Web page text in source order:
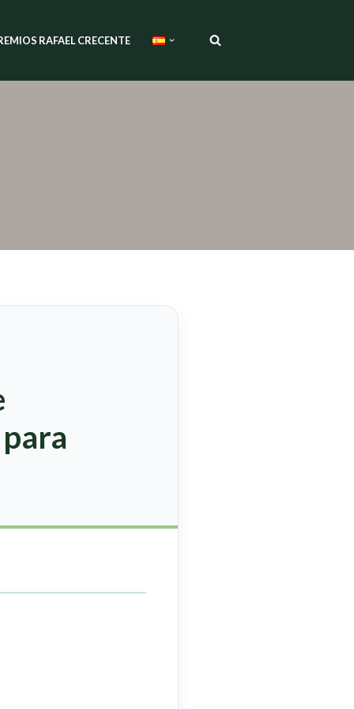
RAFAEL CRECENTE